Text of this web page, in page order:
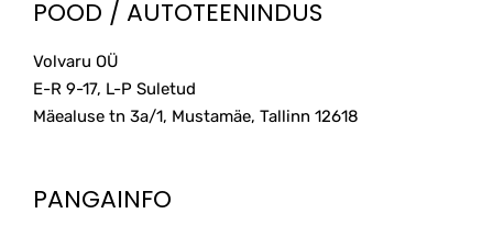
POOD / AUTOTEENINDUS
Volvaru OÜ
E-R 9-17, L-P Suletud
Mäealuse tn 3a/1, Mustamäe, Tallinn 12618
PANGAINFO